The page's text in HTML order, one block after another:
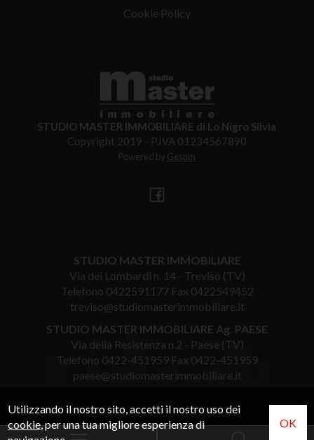
Cookie Policy
STUDIO MASTER IMMOBILIARE di Lo Nigro Silvia
Copyright 2019 - P.IVA 01234567890
Powered by Gestim
STUDIO MASTER IMMOBILIARE
Via dei Lombardi n. 14 - Treviso (TV)
Telefono 0422591177Fax 0422549452
treviso@studiomasterimmobiliare.it
STUDIO MASTER IMMOBILIARE Ag. PAESE
Via della Resistenza n.2 - Paese (TV)
Telefono 0422-451959Fax 0422-451959
paese@studiomasterimmobiliare.it
Utilizzando il nostro sito, accetti il nostro uso dei
cookie, per una tua migliore esperienza di
OK